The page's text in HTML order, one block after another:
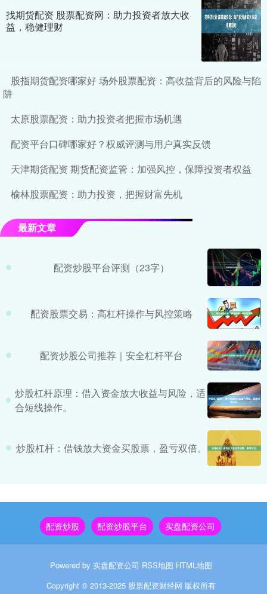
找期货配资 股票配资网：助力投资者放大收
益，稳健理财
股指期货配资哪家好 场外股票配资：高收益背后的风险与陷
阱
太原股票配资：助力投资者把握市场机遇
配资平台口碑哪家好？权威评测与用户真实反馈
天津期货配资 期货配资监管：加强风控，保障投资者权益
榆林股票配资：助力投资，把握财富先机
最新文章
配资炒股平台评测（23字）
配资股票交易：高杠杆操作与风控策略
配资炒股公司推荐｜安全杠杆平台
炒股杠杆原理：借入资金放大收益与风险，适
合短线操作。
炒股杠杆：借钱放大资金买股票，盈亏双倍。
配资炒股 配资炒股平台 实盘配资公司
Powered by 实盘配资公司 RSS地图 HTML地图
Copyright © 2013-2025 股票配资财经网 版权所有